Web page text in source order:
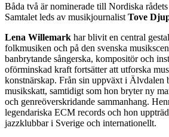
Båda två är nominerade till Nordiska
Samtalet leds av musikjournalist Tove
Lena Willemark har blivit en central
folkmusiken och på den svenska
banbrytande sångerska, kompositör och
oförminskad kraft fortsätter att utforska
konstnärskap. Från sin uppväxt i Älvdalen
musikskatt, samtidigt som hon bryter ny
och genreöverskridande sammanhang.
legendariska ECM records och hon
jazzklubbar i Sverige och internationellt.